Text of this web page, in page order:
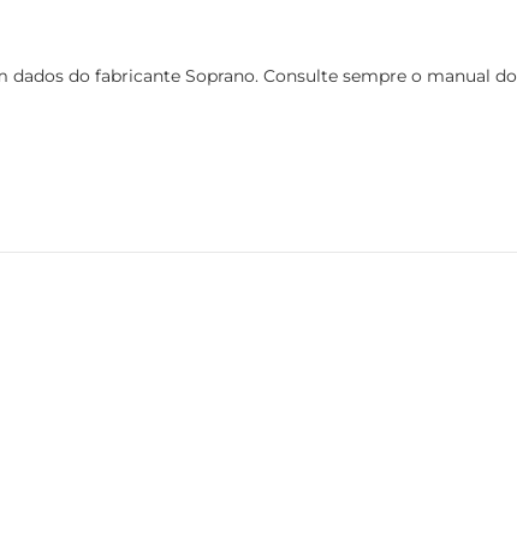
dados do fabricante Soprano. Consulte sempre o manual